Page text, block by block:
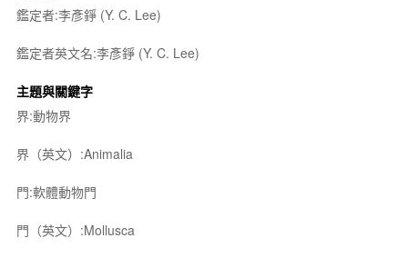
鑑定者:李彥錚 (Y. C. Lee)
鑑定者英文名:李彥錚 (Y. C. Lee)
主題與關鍵字
界:動物界
界（英文）:Animalia
門:軟體動物門
門（英文）:Mollusca